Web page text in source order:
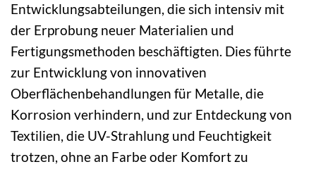
Entwicklungsabteilungen, die sich intensiv mit
der Erprobung neuer Materialien und
Fertigungsmethoden beschäftigten. Dies führte
zur Entwicklung von innovativen
Oberflächenbehandlungen für Metalle, die
Korrosion verhindern, und zur Entdeckung von
Textilien, die UV-Strahlung und Feuchtigkeit
trotzen, ohne an Farbe oder Komfort zu